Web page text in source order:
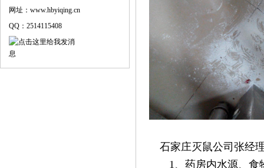
网址：www.hbyiqing.cn
QQ：2514115408
石家庄灭鼠公司张经
1、药房内水源、食